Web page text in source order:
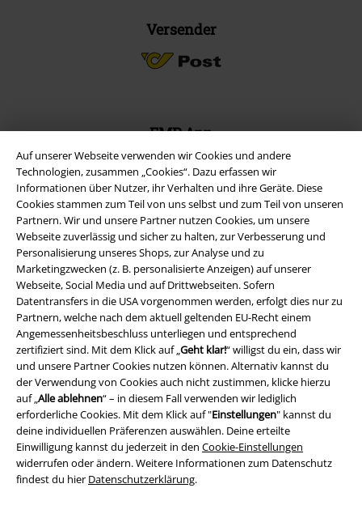
Auf unserer Webseite verwenden wir Cookies und andere
Technologien, zusammen „Cookies“. Dazu erfassen wir
Informationen über Nutzer, ihr Verhalten und ihre Geräte. Diese
Cookies stammen zum Teil von uns selbst und zum Teil von unseren
Partnern. Wir und unsere Partner nutzen Cookies, um unsere
Webseite zuverlässig und sicher zu halten, zur Verbesserung und
Personalisierung unseres Shops, zur Analyse und zu
Marketingzwecken (z. B. personalisierte Anzeigen) auf unserer
Webseite, Social Media und auf Drittwebseiten. Sofern
Datentransfers in die USA vorgenommen werden, erfolgt dies nur zu
Partnern, welche nach dem aktuell geltenden EU-Recht einem
Angemessenheitsbeschluss unterliegen und entsprechend
zertifiziert sind. Mit dem Klick auf „Geht klar!“ willigst du ein, dass wir
und unsere Partner Cookies nutzen können. Alternativ kannst du
der Verwendung von Cookies auch nicht zustimmen, klicke hierzu
auf „Alle ablehnen“ – in diesem Fall verwenden wir lediglich
erforderliche Cookies. Mit dem Klick auf "Einstellungen" kannst du
deine individuellen Präferenzen auswählen. Deine erteilte
Einwilligung kannst du jederzeit in den Cookie-Einstellungen
widerrufen oder ändern. Weitere Informationen zum Datenschutz
findest du hier Datenschutzerklärung.
Versender
EMP App
Lade dir jetzt kostenlos unsere neue EMP App runter und genieße
die vielen neuen Funktionen und Vorteile!
A Warner Music Group Company